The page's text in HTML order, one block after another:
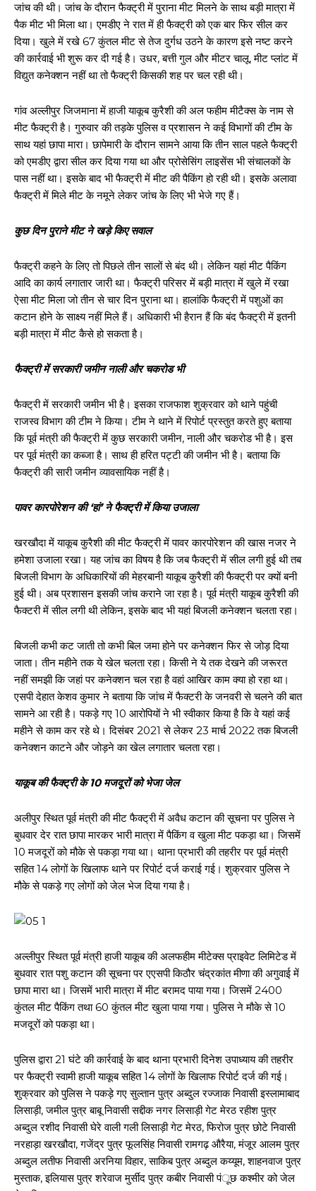
जांच की थी। जांच के दौरान फैक्ट्री में पुराना मीट मिलने के साथ बड़ी मात्रा में
पैक मीट भी मिला था। एमडीए ने रात में ही फैक्ट्री को एक बार फिर सील कर
दिया। खुले में रखे 67 कुंतल मीट से तेज दुर्गध उठने के कारण इसे नष्ट करने
की कार्रवाई भी शुरू कर दी गई है। उधर, बत्ती गुल और मीटर चालू, मीट प्लांट में
विद्युत कनेक्शन नहीं था तो फैक्ट्री किसकी शह पर चल रही थी।
गांव अल्लीपुर जिजमाना में हाजी याकूब कुरैशी की अल फहीम मीटैक्स के नाम से
मीट फैक्ट्री है। गुरुवार की तड़के पुलिस व प्रशासन ने कई विभागों की टीम के
साथ यहां छापा मारा। छापेमारी के दौरान सामने आया कि तीन साल पहले फैक्ट्री
को एमडीए द्वारा सील कर दिया गया था और प्रोसेसिंग लाइसेंस भी संचालकों के
पास नहीं था। इसके बाद भी फैक्ट्री में मीट की पैकिंग हो रही थी। इसके अलावा
फैक्ट्री में मिले मीट के नमूने लेकर जांच के लिए भी भेजे गए हैं।
कुछ दिन पुराने मीट ने खड़े किए सवाल
फैक्ट्री कहने के लिए तो पिछले तीन सालों से बंद थी। लेकिन यहां मीट पैकिंग
आदि का कार्य लगातार जारी था। फैक्ट्री परिसर में बड़ी मात्रा में खुले में रखा
ऐसा मीट मिला जो तीन से चार दिन पुराना था। हालांकि फैक्ट्री में पशुओं का
कटान होने के साक्ष्य नहीं मिले हैं। अधिकारी भी हैरान हैं कि बंद फैक्ट्री में इतनी
बड़ी मात्रा में मीट कैसे हो सकता है।
फैक्ट्री में सरकारी जमीन नाली और चकरोड भी
फैक्ट्री में सरकारी जमीन भी है। इसका राजफाश शुक्रवार को थाने पहुंची
राजस्व विभाग की टीम ने किया। टीम ने थाने में रिपोर्ट प्रस्तुत करते हुए बताया
कि पूर्व मंत्री की फैक्ट्री में कुछ सरकारी जमीन, नाली और चकरोड भी है। इस
पर पूर्व मंत्री का कब्जा है। साथ ही हरित पट्टी की जमीन भी है। बताया कि
फैक्ट्री की सारी जमीन व्यावसायिक नहीं है।
पावर कारपोरेशन की ‘हां’ ने फैक्ट्री में किया उजाला
खरखौदा में याकूब कुरैशी की मीट फैक्ट्री में पावर कारपोरेशन की खास नजर ने
हमेशा उजाला रखा। यह जांच का विषय है कि जब फैक्ट्री में सील लगी हुई थी तब
बिजली विभाग के अधिकारियों की मेहरबानी याकूब कुरैशी की फैक्ट्री पर क्यों बनी
हुई थी। अब प्रशासन इसकी जांच कराने जा रहा है। पूर्व मंत्री याकूब कुरैशी की
फैक्टरी में सील लगी थी लेकिन, इसके बाद भी यहां बिजली कनेक्शन चलता रहा।
बिजली कभी कट जाती तो कभी बिल जमा होने पर कनेक्शन फिर से जोड़ दिया
जाता। तीन महीने तक ये खेल चलता रहा। किसी ने ये तक देखने की जरूरत
नहीं समझी कि जहां पर कनेक्शन चल रहा है वहां आखिर काम क्या हो रहा था।
एसपी देहात केशव कुमार ने बताया कि जांच में फैक्टरी के जनवरी से चलने की बात
सामने आ रही है। पकड़े गए 10 आरोपियों ने भी स्वीकार किया है कि वे यहां कई
महीने से काम कर रहे थे। दिसंबर 2021 से लेकर 23 मार्च 2022 तक बिजली
कनेक्शन काटने और जोड़ने का खेल लगातार चलता रहा।
याकूब की फैक्ट्री के 10 मजदूरों को भेजा जेल
अलीपुर स्थित पूर्व मंत्री की मीट फैक्ट्री में अवैध कटान की सूचना पर पुलिस ने
बुधवार देर रात छापा मारकर भारी मात्रा में पैकिंग व खुला मीट पकड़ा था। जिसमें
10 मजदूरों को मौके से पकड़ा गया था। थाना प्रभारी की तहरीर पर पूर्व मंत्री
सहित 14 लोगों के खिलाफ थाने पर रिपोर्ट दर्ज कराई गई। शुक्रवार पुलिस ने
मौके से पकड़े गए लोगों को जेल भेज दिया गया है।
अल्लीपुर स्थित पूर्व मंत्री हाजी याकूब की अलफहीम मीटेक्स प्राइवेट लिमिटेड में
बुधवार रात पशु कटान की सूचना पर एएसपी किठौर चंद्रकांत मीणा की अगुवाई में
छापा मारा था। जिसमें भारी मात्रा में मीट बरामद पाया गया। जिसमें 2400
कुंतल मीट पैकिंग तथा 60 कुंतल मीट खुला पाया गया। पुलिस ने मौके से 10
मजदूरों को पकड़ा था।
पुलिस द्वारा 21 घंटे की कार्रवाई के बाद थाना प्रभारी दिनेश उपाध्याय की तहरीर
पर फैक्ट्री स्वामी हाजी याकूब सहित 14 लोगों के खिलाफ रिपोर्ट दर्ज की गई।
शुक्रवार को पुलिस ने पकड़े गए सुल्तान पुत्र अब्दुल रज्जाक निवासी इस्लामाबाद
लिसाड़ी, जमील पुत्र बाबू निवासी सद्दीक नगर लिसाड़ी गेट मेरठ रहीश पुत्र
अब्दुल रशीद निवासी घेरे वाली गली लिसाड़ी गेट मेरठ, फिरोज पुत्र छोटे निवासी
नरहाड़ा खरखौदा, गजेंद्र पुत्र फूलसिंह निवासी रामगढ़ औरैया, मंजूर आलम पुत्र
अब्दुल लतीफ निवासी अरनिया विहार, साकिब पुत्र अब्दुल कय्यूम, शाहनवाज पुत्र
मुस्ताक, इलियास पुत्र शरेवाज मुर्सीद पुत्र कबीर निवासी पंूछ कश्मीर को जेल